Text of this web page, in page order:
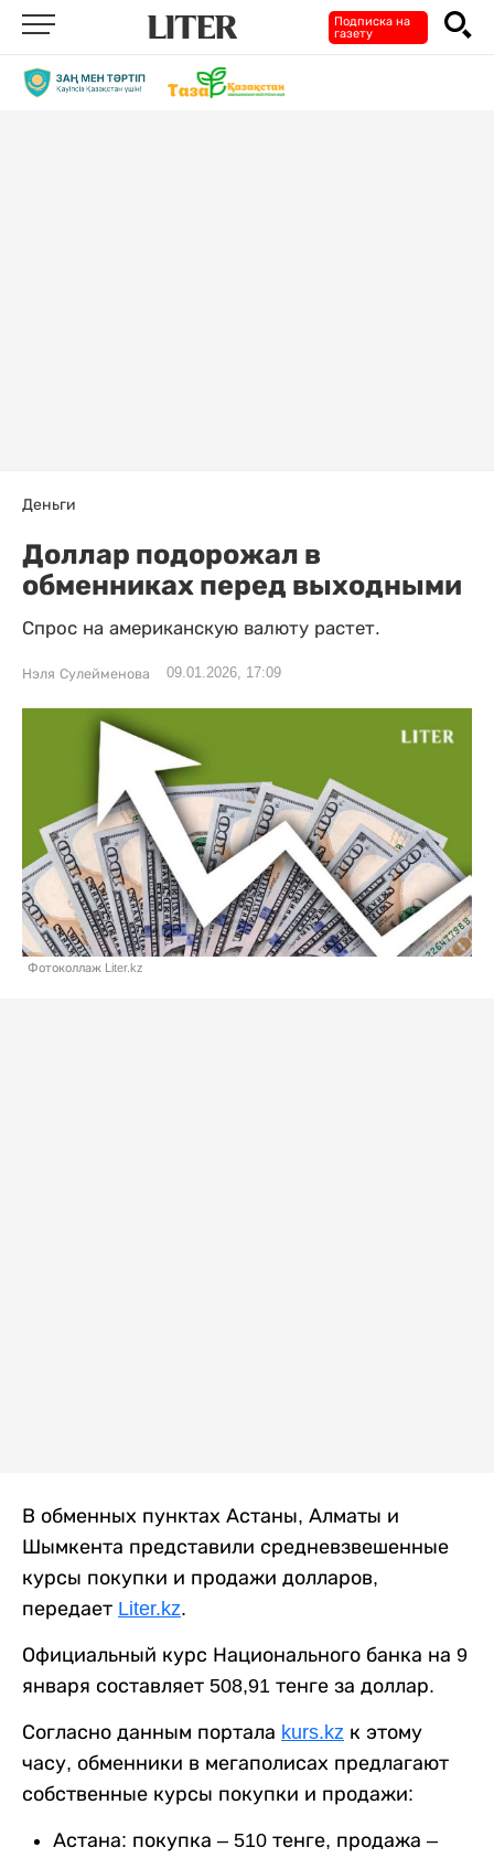
Подписка на
газету
Деньги
Доллар подорожал в
обменниках перед выходными
Спрос на американскую валюту растет.
Нэля Сулейменова 09.01.2026, 17:09
Фотоколлаж Liter.kz
В обменных пунктах Астаны, Алматы и
Шымкента представили средневзвешенные
курсы покупки и продажи долларов,
передает Liter.kz.
Официальный курс Национального банка на 9
января составляет 508,91 тенге за доллар.
Согласно данным портала kurs.kz к этому
часу, обменники в мегаполисах предлагают
собственные курсы покупки и продажи:
Астана: покупка – 510 тенге, продажа –